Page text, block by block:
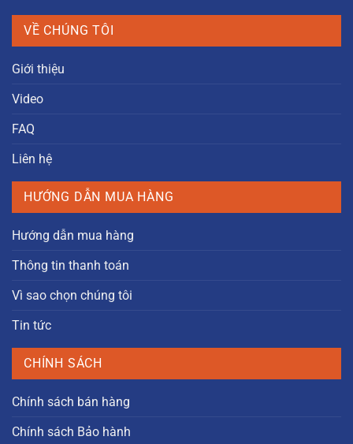
VỀ CHÚNG TÔI
Giới thiệu
Video
FAQ
Liên hệ
HƯỚNG DẪN MUA HÀNG
Hướng dẫn mua hàng
Thông tin thanh toán
Vì sao chọn chúng tôi
Tin tức
CHÍNH SÁCH
Chính sách bán hàng
Chính sách Bảo hành